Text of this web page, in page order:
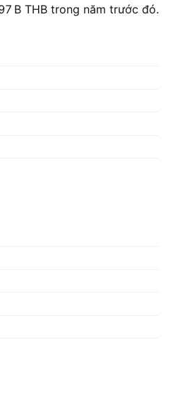
B‬ THB trong năm trước đó.